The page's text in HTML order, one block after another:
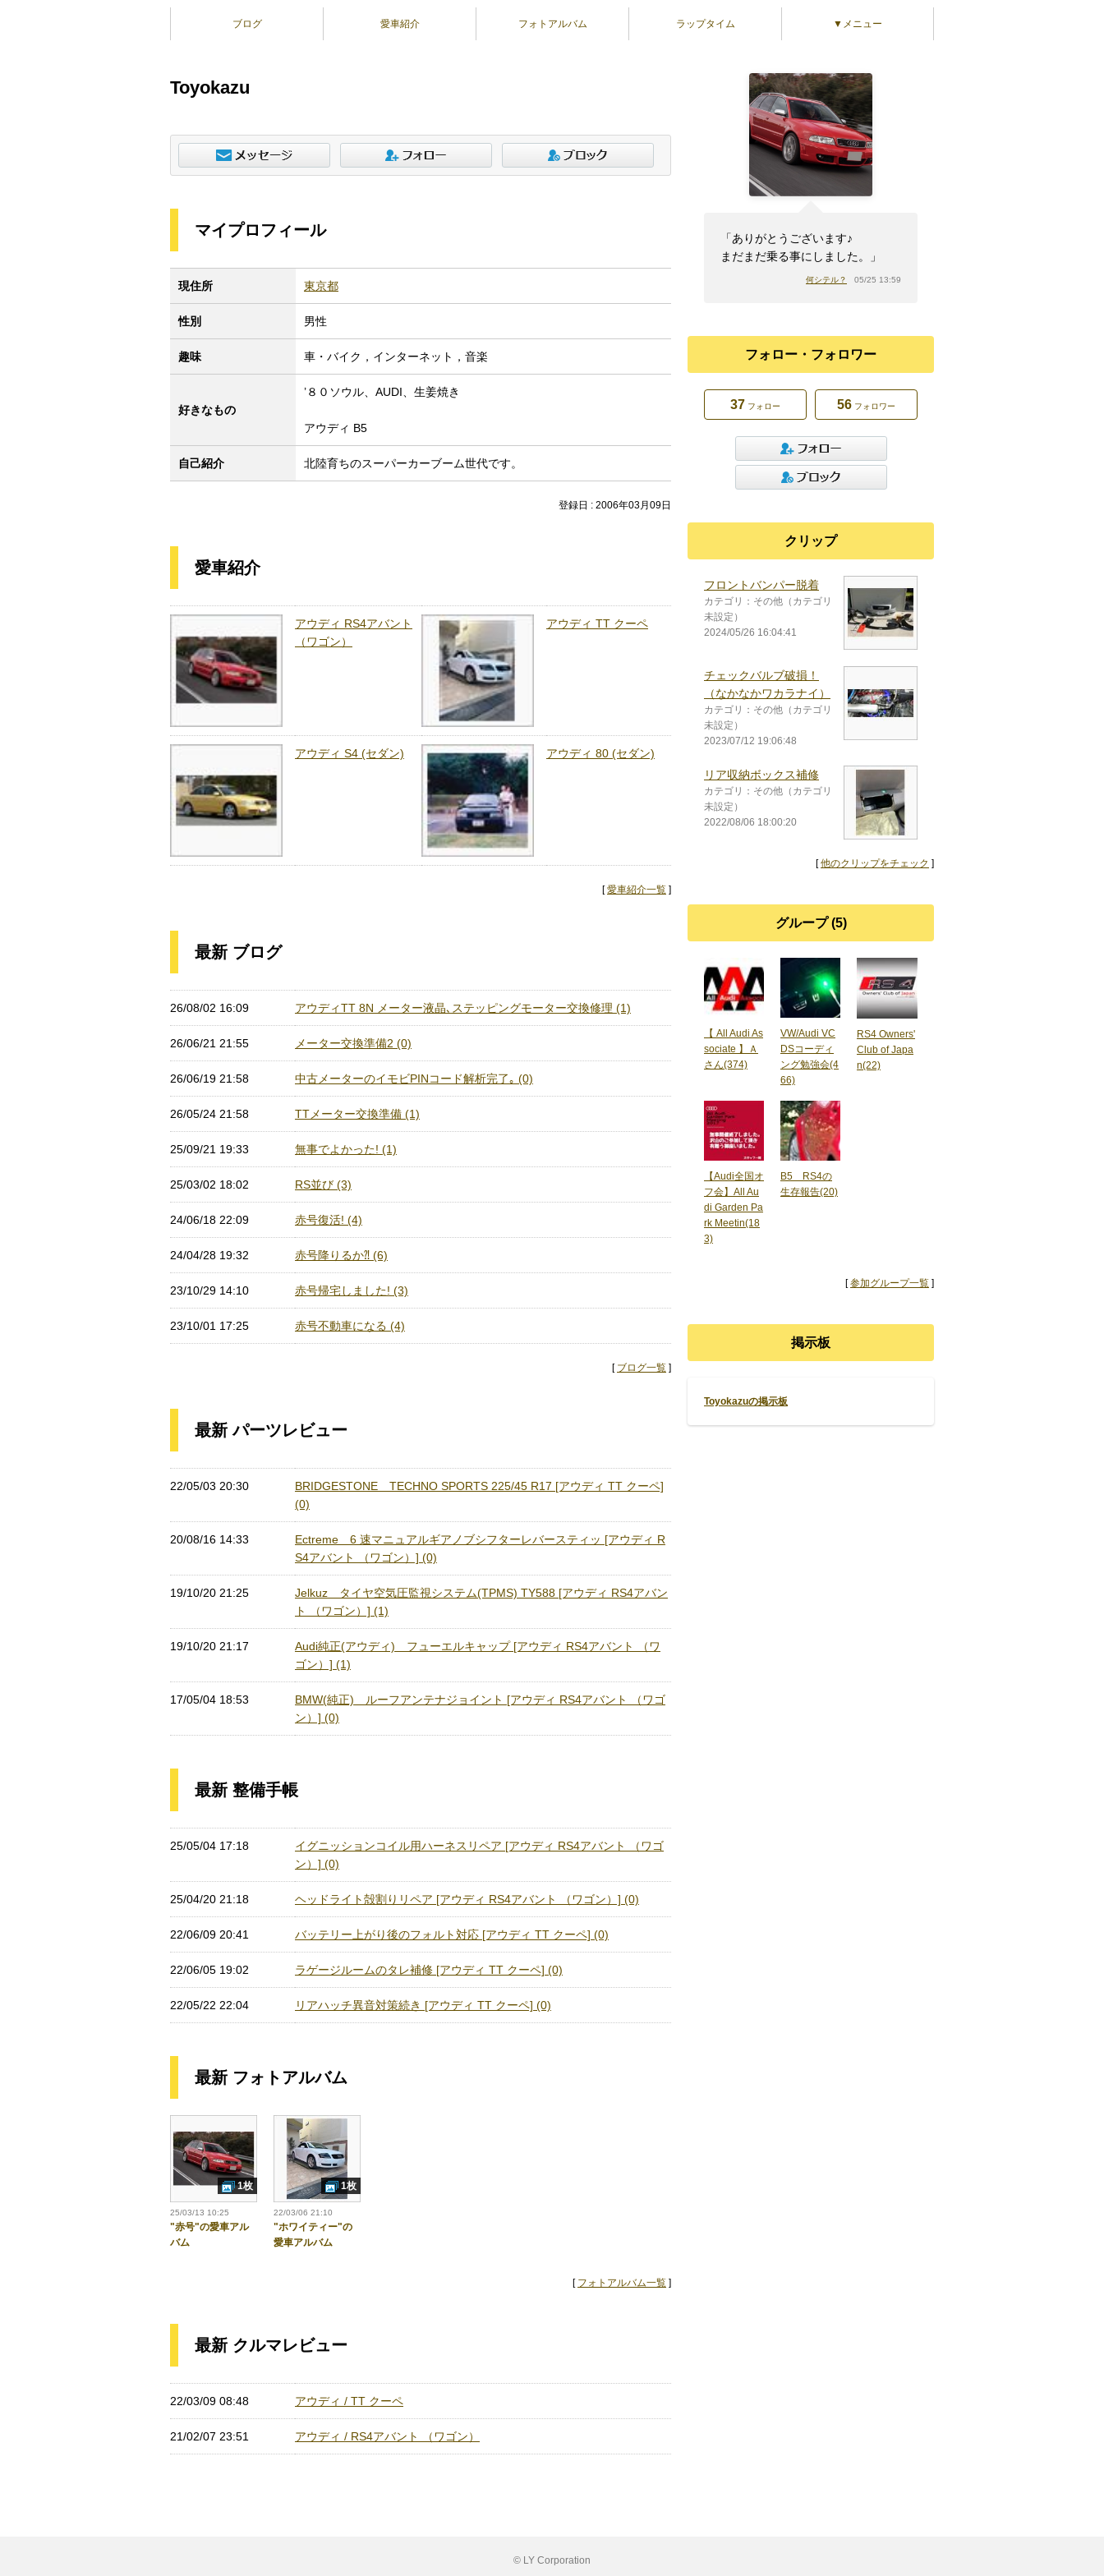
ブログ 愛車紹介 フォトアルバム ラップタイム ▼メニュー
Toyokazu
「ありがとうございます♪
まだまだ乗る事にしました。」
何シテル？ 05/25 13:59
フォロー・フォロワー
37 フォロー 56 フォロワー
クリップ
フロントバンパー脱着
カテゴリ：その他（カテゴリ
未設定）
2024/05/26 16:04:41
チェックバルブ破損！
（なかなかワカラナイ）
カテゴリ：その他（カテゴリ
未設定）
2023/07/12 19:06:48
リア収納ボックス補修
カテゴリ：その他（カテゴリ
未設定）
2022/08/06 18:00:20
[他のクリップをチェック ]
グループ (5)
【 All Audi As
sociate 】Ａ
さん(374)
VW/Audi VC
DSコーディ
ング勉強会(4
66)
RS4 Owners'
Club of Japa
n(22)
【Audi全国オ
フ会】All Au
di Garden Pa
rk Meetin(18
3)
B5 RS4の
生存報告(20)
[参加グループ一覧 ]
掲示板
Toyokazuの掲示板
マイプロフィール
現住所 東京都
性別 男性
趣味 車・バイク，インターネット，音楽
好きなもの
’８０ソウル、AUDI、生姜焼き
アウディ B5
自己紹介 北陸育ちのスーパーカーブーム世代です。
登録日 : 2006年03月09日
愛車紹介
アウディ RS4アバント
（ワゴン）
アウディ TT クーペ
アウディ S4 (セダン) アウディ 80 (セダン)
[愛車紹介一覧 ]
最新 ブログ
26/08/02 16:09 アウディTT 8N メーター液晶､ステッピングモーター交換修理 (1)
26/06/21 21:55 メーター交換準備2 (0)
26/06/19 21:58 中古メーターのイモビPINコード解析完了｡ (0)
26/05/24 21:58 TTメーター交換準備 (1)
25/09/21 19:33 無事でよかった! (1)
25/03/02 18:02 RS並び (3)
24/06/18 22:09 赤号復活! (4)
24/04/28 19:32 赤号降りるか⁈ (6)
23/10/29 14:10 赤号帰宅しました! (3)
23/10/01 17:25 赤号不動車になる (4)
[ ブログ一覧 ]
最新 パーツレビュー
22/05/03 20:30
BRIDGESTONE TECHNO SPORTS 225/45 R17 [アウディ TT クーペ]
(0)
20/08/16 14:33
Ectreme 6 速マニュアルギアノブシフターレバースティッ [アウディ R
S4アバント （ワゴン）] (0)
19/10/20 21:25
Jelkuz タイヤ空気圧監視システム(TPMS) TY588 [アウディ RS4アバン
ト （ワゴン）] (1)
19/10/20 21:17
Audi純正(アウディ) フューエルキャップ [アウディ RS4アバント （ワ
ゴン）] (1)
17/05/04 18:53
BMW(純正) ルーフアンテナジョイント [アウディ RS4アバント （ワゴ
ン）] (0)
最新 整備手帳
25/05/04 17:18
イグニッションコイル用ハーネスリペア [アウディ RS4アバント （ワゴ
ン）] (0)
25/04/20 21:18 ヘッドライト殻割りリペア [アウディ RS4アバント （ワゴン）] (0)
22/06/09 20:41 バッテリー上がり後のフォルト対応 [アウディ TT クーペ] (0)
22/06/05 19:02 ラゲージルームのタレ補修 [アウディ TT クーペ] (0)
22/05/22 22:04 リアハッチ異音対策続き [アウディ TT クーペ] (0)
最新 フォトアルバム
25/03/13 10:25
"赤号"の愛車アル
バム
1枚
22/03/06 21:10
"ホワイティー"の
愛車アルバム
1枚
[ フォトアルバム一覧 ]
最新 クルマレビュー
22/03/09 08:48 アウディ / TT クーペ
21/02/07 23:51 アウディ / RS4アバント （ワゴン）
© LY Corporation